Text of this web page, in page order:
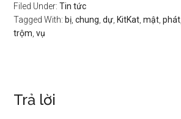
Filed Under:Tin tức
Tagged With: bị ,chung ,dự KitKat ,mật ,phát
trộm ,vụ
Trả lời